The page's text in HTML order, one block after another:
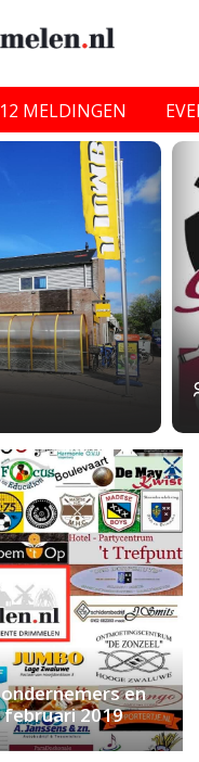
MELDINGEN
en
2019